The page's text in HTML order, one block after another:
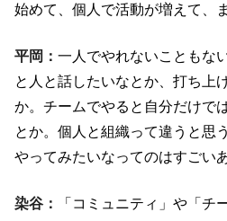
始めて、個人で活動が増えて、
平岡： 一人でやれないこともな
と人と話したいなとか、打ち上
か。チームでやると自分だけで
とか。個人と組織って違うと思
やってみたいなってのはすごい
染谷：
「コミュニティ」や「チ